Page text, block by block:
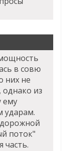
в совю
них не
из
ему
ударам.
поток"
часть.